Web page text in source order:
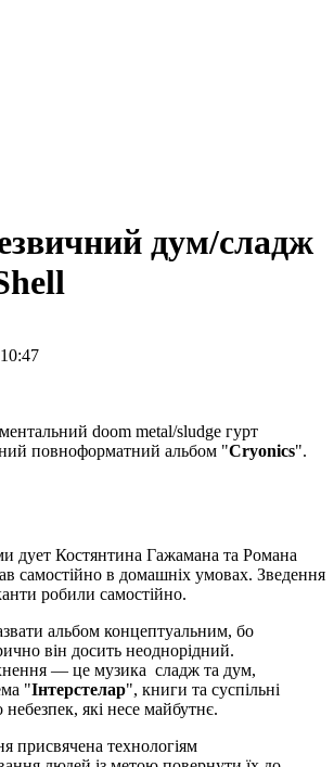
дум/сладж
doom metal/sludge гурт
повноформатний альбом "Cryonics".
дует Костянтина Гажамана та Романа
самостійно в домашніх умовах. Зведення
робили самостійно.
альбом концептуальним, бо
він досить неоднорідний.
— це музика сладж та дум,
"Інтерстелар", книги та суспільні
небезпек, які несе майбутнє.
присвячена технологіям